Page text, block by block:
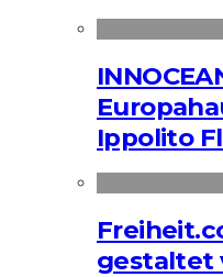
Ippolito
gestaltet